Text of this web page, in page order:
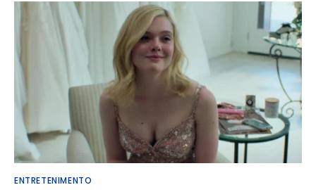
ENTRETENIMENTO